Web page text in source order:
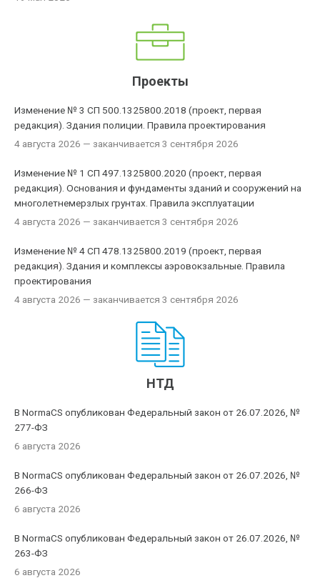
Проекты
Изменение № 3 СП 500.1325800.2018 (проект, первая
редакция). Здания полиции. Правила проектирования
4 августа 2026 — заканчивается 3 сентября 2026
Изменение № 1 СП 497.1325800.2020 (проект, первая
редакция). Основания и фундаменты зданий и сооружений на
многолетнемерзлых грунтах. Правила эксплуатации
4 августа 2026 — заканчивается 3 сентября 2026
Изменение № 4 СП 478.1325800.2019 (проект, первая
редакция). Здания и комплексы аэровокзальные. Правила
проектирования
4 августа 2026 — заканчивается 3 сентября 2026
НТД
В NormaCS опубликован Федеральный закон от 26.07.2026, №
277-ФЗ
6 августа 2026
В NormaCS опубликован Федеральный закон от 26.07.2026, №
266-ФЗ
6 августа 2026
В NormaCS опубликован Федеральный закон от 26.07.2026, №
263-ФЗ
6 августа 2026